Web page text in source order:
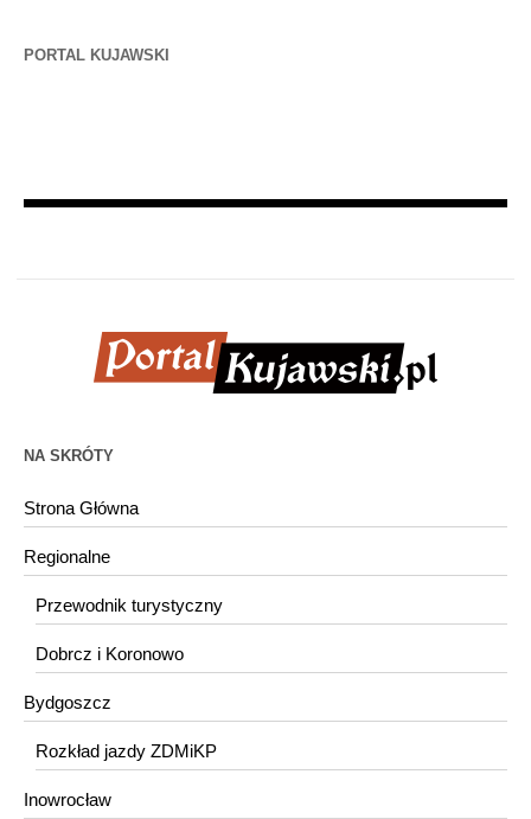
PORTAL KUJAWSKI
NA SKRÓTY
Strona Główna
Regionalne
Przewodnik turystyczny
Dobrcz i Koronowo
Bydgoszcz
Rozkład jazdy ZDMiKP
Inowrocław